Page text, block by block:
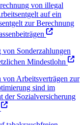
von illegal
auf ein
zur Berechnung
von Sonderzahlungen
Mindestlohn
von Arbeitsverträgen zur
sind im
der Sozialversicherung